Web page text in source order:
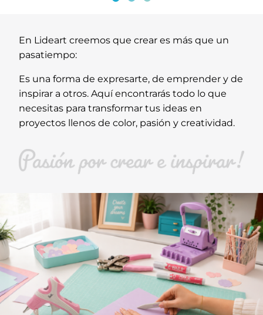
En Lideart creemos que crear es más que un
pasatiempo:
Es una forma de expresarte, de emprender y de
inspirar a otros. Aquí encontrarás todo lo que
necesitas para transformar tus ideas en
proyectos llenos de color, pasión y creatividad.